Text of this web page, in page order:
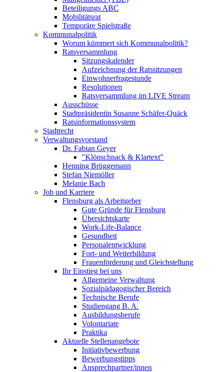
Beteiligungs ABC
Mobilitätsrat
Temporäre Spielstraße
Kommunalpolitik
Worum kümmert sich Kommunalpolitik?
Ratsversammlung
Sitzungskalender
Aufzeichnung der Ratssitzungen
Einwohnerfragestunde
Resolutionen
Ratsversammlung im LIVE Stream
Ausschüsse
Stadtpräsidentin Susanne Schäfer-Quäck
Ratsinformationssystem
Stadtrecht
Verwaltungsvorstand
Dr. Fabian Geyer
"Klönschnack & Klartext"
Henning Brüggemann
Stefan Niemöller
Melanie Bach
Job und Karriere
Flensburg als Arbeitgeber
Gute Gründe für Flensburg
Übersichtskarte
Work-Life-Balance
Gesundheit
Personalentwicklung
Fort- und Weiterbildung
Frauenförderung und Gleichstellung
Ihr Einstieg bei uns
Allgemeine Verwaltung
Sozialpädagogischer Bereich
Technische Berufe
Studiengang B. A.
Ausbildungsberufe
Volontariate
Praktika
Aktuelle Stellenangebote
Initiativbewerbung
Bewerbungstipps
Ansprechpartner/innen